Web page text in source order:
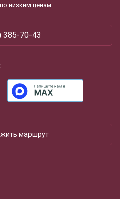
низким ценам
385-70-43
маршрут